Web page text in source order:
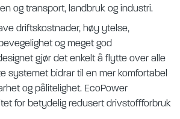
og transport, landbruk og industri.
driftskostnader, høy ytelse,
og meget god
gjør det enkelt å flytte over alle
systemet bidrar til en mer komfortabel
og pålitelighet. EcoPower
for betydelig redusert drivstoffforbruk